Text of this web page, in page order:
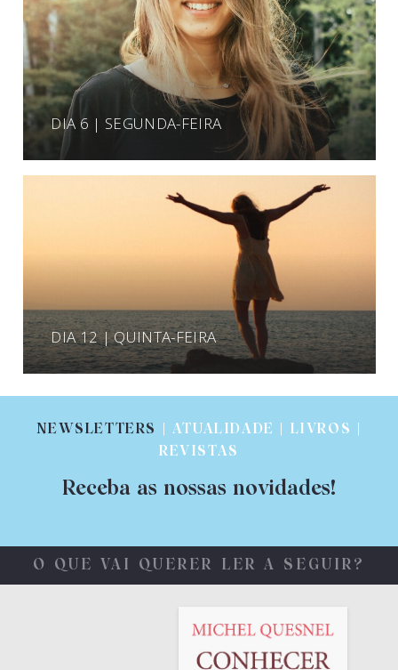
DIA 6 | SEGUNDA-FEIRA
DIA 12 | QUINTA-FEIRA
NEWSLETTERS
| ATUALIDADE | LIVROS |
REVISTAS
Receba as nossas novidades!
O QUE VAI QUERER LER A SEGUIR?